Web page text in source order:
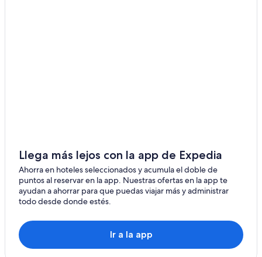
Llega más lejos con la app de Expedia
Ahorra en hoteles seleccionados y acumula el doble de
puntos al reservar en la app. Nuestras ofertas en la app te
ayudan a ahorrar para que puedas viajar más y administrar
todo desde donde estés.
Ir a la app